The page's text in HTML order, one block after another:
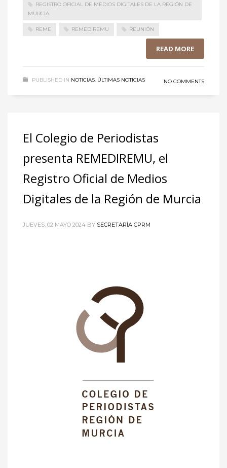
REGISTRO OFICIAL DE MEDIOS DIGITALES DE LA REGIÓN DE
MURCIA
REME REMEDIREMU REUNIÓN
READ MORE
PUBLISHED IN NOTICIAS, ÚLTIMAS NOTICIAS NO COMMENTS
El Colegio de Periodistas
presenta REMEDIREMU, el
Registro Oficial de Medios
Digitales de la Región de Murcia
JUEVES, 02 MAYO 2024 BY SECRETARÍA CPRM